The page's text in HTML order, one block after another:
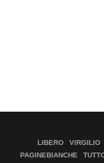
LIBERO VIRGILIO
PAGINEBIANCHE